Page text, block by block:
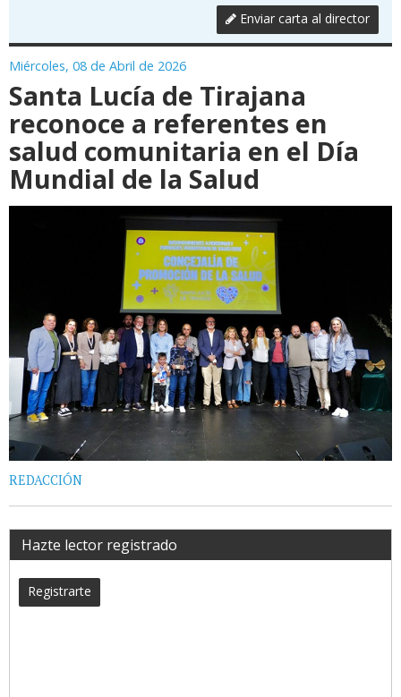
Enviar carta al director
Miércoles, 08 de Abril de 2026
Santa Lucía de Tirajana
reconoce a referentes en
salud comunitaria en el Día
Mundial de la Salud
REDACCIÓN
Hazte lector registrado
Registrarte